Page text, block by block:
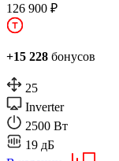
126 900 ₽
+15 228 бонусов
25
Inverter
2500 Вт
19 дБ